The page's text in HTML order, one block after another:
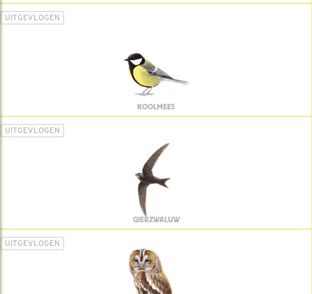
UITGEVLOGEN
KOOLMEES
UITGEVLOGEN
GIERZWALUW
UITGEVLOGEN